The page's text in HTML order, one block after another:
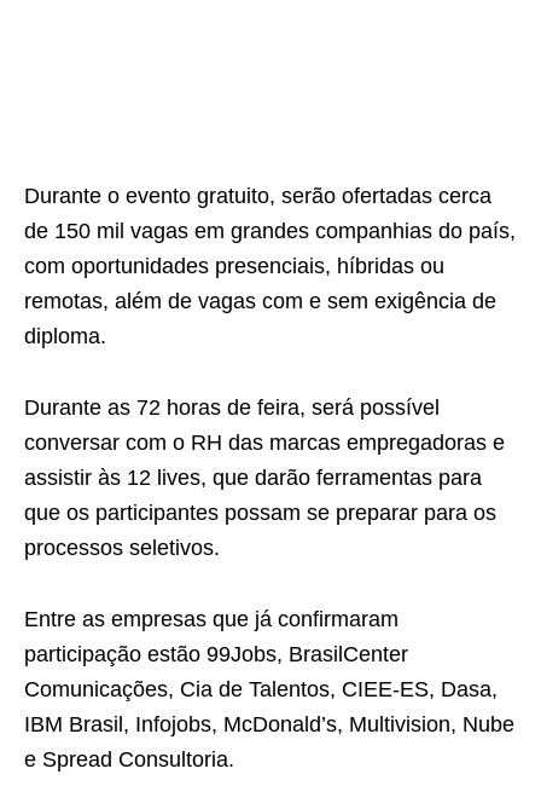
Durante o evento gratuito, serão ofertadas cerca
de 150 mil vagas em grandes companhias do país,
com oportunidades presenciais, híbridas ou
remotas, além de vagas com e sem exigência de
diploma.
Durante as 72 horas de feira, será possível
conversar com o RH das marcas empregadoras e
assistir às 12 lives, que darão ferramentas para
que os participantes possam se preparar para os
processos seletivos.
Entre as empresas que já confirmaram
participação estão 99Jobs, BrasilCenter
Comunicações, Cia de Talentos, CIEE-ES, Dasa,
IBM Brasil, Infojobs, McDonald’s, Multivision, Nube
e Spread Consultoria.